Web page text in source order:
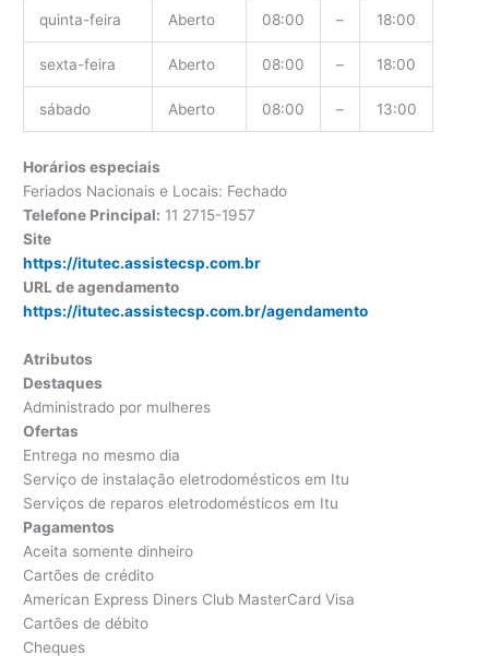
quinta-feira Aberto 08:00 – 18:00
sexta-feira Aberto 08:00 – 18:00
sábado Aberto 08:00 – 13:00
Horários especiais
Feriados Nacionais e Locais: Fechado
Telefone Principal: 11 2715-1957
Site
https://itutec.assistecsp.com.br
URL de agendamento
https://itutec.assistecsp.com.br/agendamento
Atributos
Destaques
Administrado por mulheres
Ofertas
Entrega no mesmo dia
Serviço de instalação eletrodomésticos em Itu
Serviços de reparos eletrodomésticos em Itu
Pagamentos
Aceita somente dinheiro
Cartões de crédito
American Express Diners Club MasterCard Visa
Cartões de débito
Cheques